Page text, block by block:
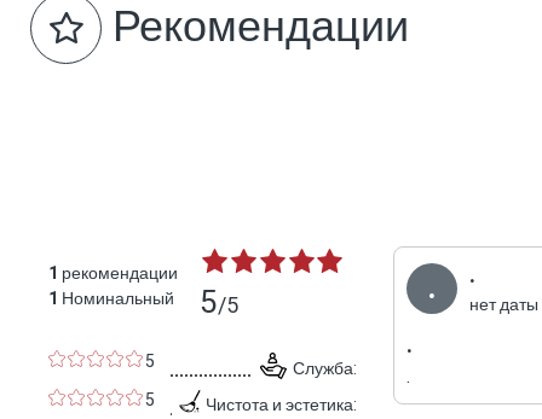
Рекомендации
. .
нет даты
.
.
1 рекомендации
1 Номинальный 5/5
Служба:
5
Чистота и эстетика:
5